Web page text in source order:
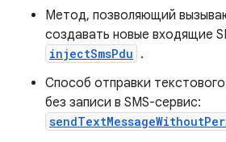
Метод, позволяющий
создавать новые входящие
injectSmsPdu .
Способ отправки
без записи в SMS-сервис: